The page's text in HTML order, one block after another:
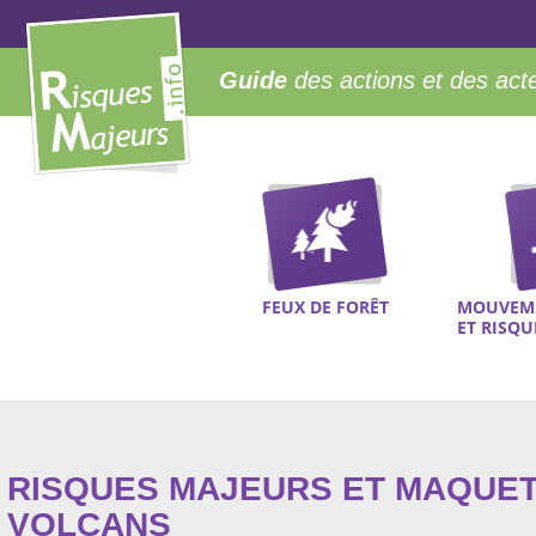
Guide des actions et des
FEUX DE FORÊT
ET
RISQUES MAJEURS ET
VOLCANS